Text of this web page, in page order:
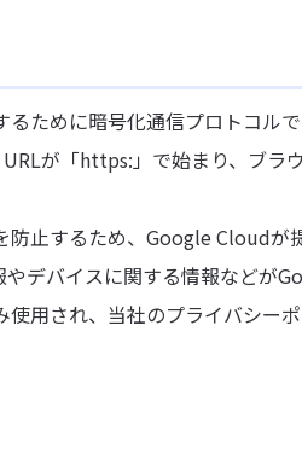
ために暗号化通信プロトコル
が「https:」で始まり、ブラ
止するため、Google Cloudが
デバイスに関する情報などが
用され、当社のプライバシーポ